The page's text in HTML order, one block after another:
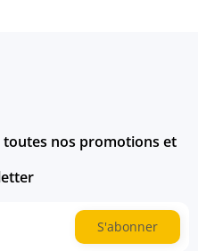
nos promotions et
S'abonner